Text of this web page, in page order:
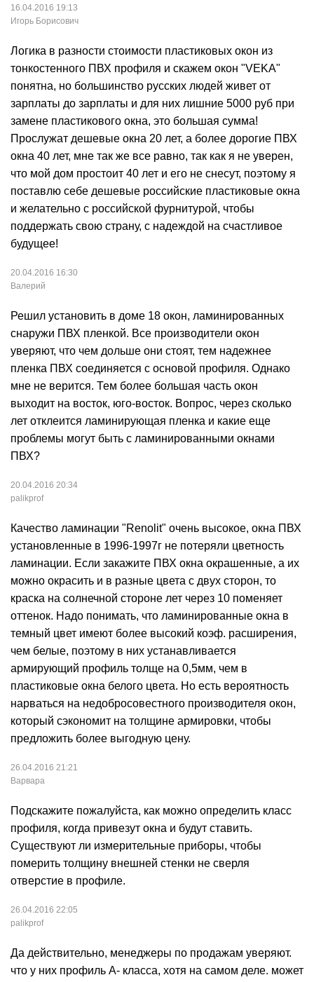
16.04.2016 19:13
Игорь Борисович
Логика в разности стоимости пластиковых окон из
тонкостенного ПВХ профиля и скажем окон "VEKA"
понятна, но большинство русских людей живет от
зарплаты до зарплаты и для них лишние 5000 руб при
замене пластикового окна, это большая сумма!
Прослужат дешевые окна 20 лет, а более дорогие ПВХ
окна 40 лет, мне так же все равно, так как я не уверен,
что мой дом простоит 40 лет и его не снесут, поэтому я
поставлю себе дешевые российские пластиковые окна
и желательно с российской фурнитурой, чтобы
поддержать свою страну, с надеждой на счастливое
будущее!
20.04.2016 16:30
Валерий
Решил установить в доме 18 окон, ламинированных
снаружи ПВХ пленкой. Все производители окон
уверяют, что чем дольше они стоят, тем надежнее
пленка ПВХ соединяется с основой профиля. Однако
мне не верится. Тем более большая часть окон
выходит на восток, юго-восток. Вопрос, через сколько
лет отклеится ламинирующая пленка и какие еще
проблемы могут быть с ламинированными окнами
ПВХ?
20.04.2016 20:34
palikprof
Качество ламинации "Renolit" очень высокое, окна ПВХ
установленные в 1996-1997г не потеряли цветность
ламинации. Если закажите ПВХ окна окрашенные, а их
можно окрасить и в разные цвета с двух сторон, то
краска на солнечной стороне лет через 10 поменяет
оттенок. Надо понимать, что ламинированные окна в
темный цвет имеют более высокий коэф. расширения,
чем белые, поэтому в них устанавливается
армирующий профиль толще на 0,5мм, чем в
пластиковые окна белого цвета. Но есть вероятность
нарваться на недобросовестного производителя окон,
который сэкономит на толщине армировки, чтобы
предложить более выгодную цену.
26.04.2016 21:21
Варвара
Подскажите пожалуйста, как можно определить класс
профиля, когда привезут окна и будут ставить.
Существуют ли измерительные приборы, чтобы
померить толщину внешней стенки не сверля
отверстие в профиле.
26.04.2016 22:05
palikprof
Да действительно, менеджеры по продажам уверяют.
что у них профиль А- класса, хотя на самом деле. может